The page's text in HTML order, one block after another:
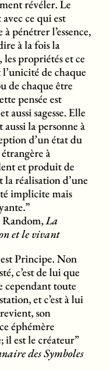
révéler. Le
ce qui est
à pénétrer l’essence,
à la fois la
les propriétés et ce
de chaque
de chaque être
pensée est
aussi sagesse. Elle
la personne à
d’un état du
à
et produit de
la réalisation d’une
implicite mais
La
et le vivant
est Principe. Non
c’est de lui que
cependant toute
et c’est à lui
son
éphémère
il est le créateur”
des Symboles